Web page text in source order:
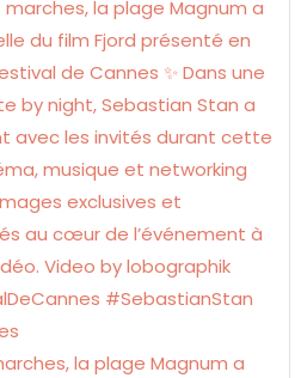
la plage Magnum a